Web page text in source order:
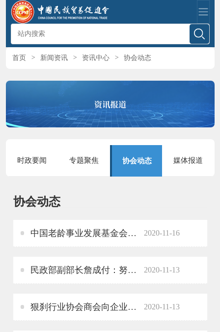
首页 > 新闻资讯 > 资讯中心 > 协会动态
时政要闻 专题聚焦 协会动态 媒体报道
协会动态
中国老龄事业发展基金会、辽宁省老龄事业发展基金会 “乐龄志愿服务”项目在鞍山启动 2020-11-16
民政部副部长詹成付：努力为基层治理创造条件 2020-11-13
狠刹行业协会商会向企业违规乱收费歪风 2020-11-13